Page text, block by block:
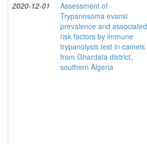
2020-12-01
Assessment of
Trypanosoma evansi
prevalence and associated
risk factors by immune
trypanolysis test in camels
from Ghardaïa district,
southern Algeria